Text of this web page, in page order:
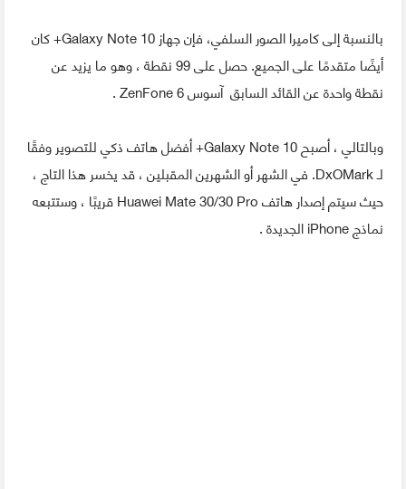
بالنسبة إلى كاميرا الصور السلفي، فإن جهاز Galaxy Note 10+ كان
أيضًا متقدمًا على الجميع. حصل على 99 نقطة ، وهو ما يزيد عن
نقطة واحدة عن القائد السابق آسوس ZenFone 6 .
وبالتالي ، أصبح Galaxy Note 10+ أفضل هاتف ذكي للتصوير وفقًا
لـ DxOMark. في الشهر أو الشهرين المقبلين ، قد يخسر هذا التاج ،
حيث سيتم إصدار هاتف Huawei Mate 30/30 Pro قريبًا ، وستتبعه
نماذج iPhone الجديدة .